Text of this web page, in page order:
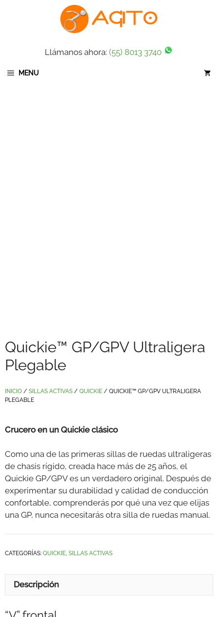
Llámanos ahora: (55) 8013 3740
MENU
Quickie™ GP/GPV Ultraligera
Plegable
INICIO / SILLAS ACTIVAS / QUICKIE / QUICKIE™ GP/GPV ULTRALIGERA
PLEGABLE
Crucero en un Quickie clásico
Como una de las primeras sillas de ruedas ultraligeras
de chasis rígido, creada hace más de 25 años, el
Quickie GP/GPV es un verdadero original. Después de
experimentar su durabilidad y calidad de conducción
confortable, comprenderás por qué una vez que elijas
una GP, nunca necesitarás otra silla de ruedas manual.
CATEGORÍAS: QUICKIE, SILLAS ACTIVAS
Descripción